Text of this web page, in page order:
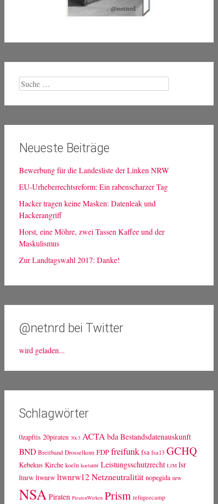
Suche
nach:
Neueste Beiträge
Bewerbung für die Landesliste der Linken NRW
EU-Urheberrechtsreform: Ein rabenscharzer Tag
Hacker tragen keine Masken: Datenleak und
Hackerangriff
Horst, eine Möhre, zwei Tassen Kaffee und der
Maskulismus
Zur Landtagswahl 2017: Danke!
@netnrd bei Twitter
wird geladen...
Schlagwörter
0zapftis 20piraten 30c3 ACTA bda Bestandsdatenauskunft
BND Breitband Drosselkom FDP freifunk fsa fsa13 GCHQ
Kebekus Kirche koeln koelnhbf Leistungsschutzrecht LfM lsr
ltnrw ltwnrw ltwnrw12 Netzneutralität nopegida nrw
NSA Piraten PiratenWirken Prism refugeecamp